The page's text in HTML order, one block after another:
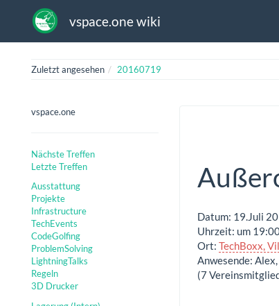
vspace.one wiki
Zuletzt angesehen 20160719
vspace.one
Nächste Treffen
Letzte Treffen
Ausstattung
Projekte
Infrastructure
TechEvents
CodeGolfing
ProblemSolving
LightningTalks
Regeln
3D Drucker
Datum: 19.Juli
Uhrzeit: um
Ort: TechBoxx,
Anwesende:
(7